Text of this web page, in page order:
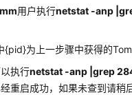
用户执行netstat -anp
{pid}为上一步骤中获得的
执行netstat -anp |grep
重启成功，如果未查到请稍